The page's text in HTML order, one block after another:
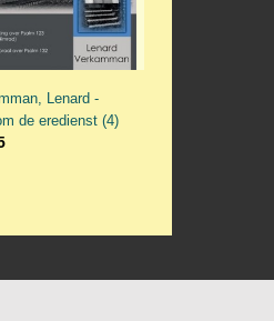
Lenard -
de eredienst (4)